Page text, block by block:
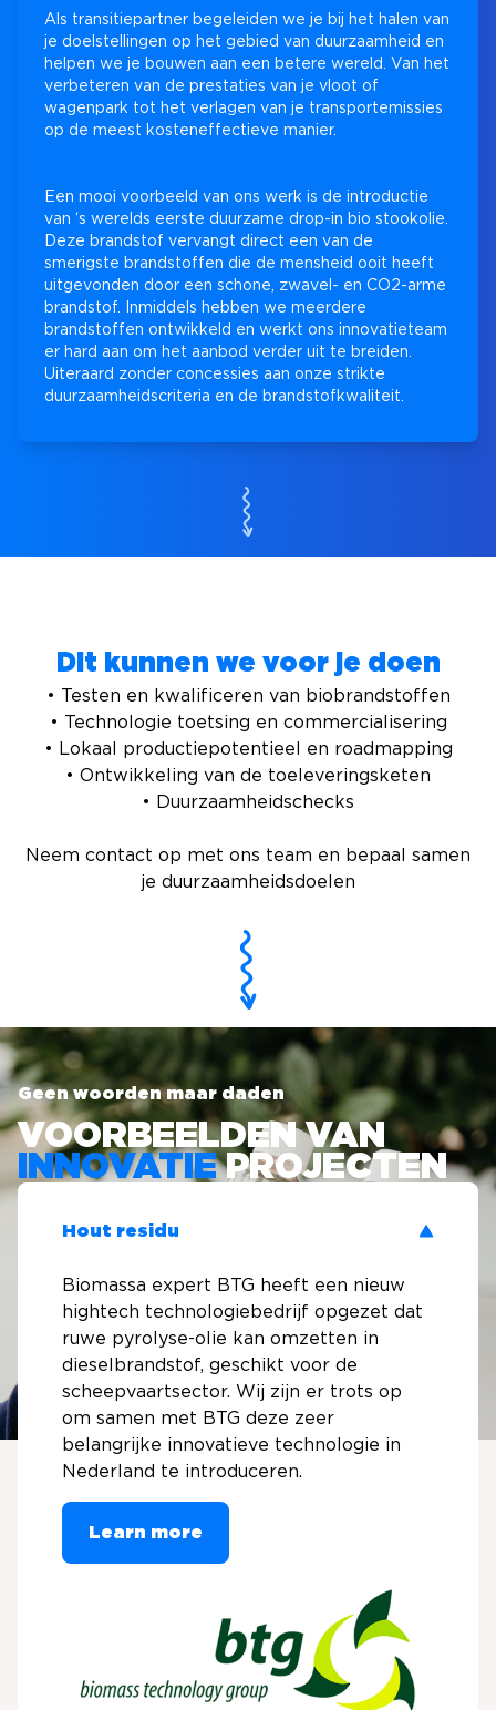
Als transitiepartner begeleiden we je bij het halen van
je doelstellingen op het gebied van duurzaamheid en
helpen we je bouwen aan een betere wereld. Van het
verbeteren van de prestaties van je vloot of
wagenpark tot het verlagen van je transportemissies
op de meest kosteneffectieve manier.
Een mooi voorbeeld van ons werk is de introductie
van ‘s werelds eerste duurzame drop-in bio stookolie.
Deze brandstof vervangt direct een van de
smerigste brandstoffen die de mensheid ooit heeft
uitgevonden door een schone, zwavel- en CO2-arme
brandstof. Inmiddels hebben we meerdere
brandstoffen ontwikkeld en werkt ons innovatieteam
er hard aan om het aanbod verder uit te breiden.
Uiteraard zonder concessies aan onze strikte
duurzaamheidscriteria en de brandstofkwaliteit.
Dit kunnen we voor je doen
• Testen en kwalificeren van biobrandstoffen
• Technologie toetsing en commercialisering
• Lokaal productiepotentieel en roadmapping
• Ontwikkeling van de toeleveringsketen
• Duurzaamheidschecks
Neem contact op met ons team en bepaal samen
je duurzaamheidsdoelen
Geen woorden maar daden
VOORBEELDEN VAN
INNOVATIEPROJECTEN
Hout residu
Biomassa expert BTG heeft een nieuw
hightech technologiebedrijf opgezet dat
ruwe pyrolyse-olie kan omzetten in
dieselbrandstof, geschikt voor de
scheepvaartsector. Wij zijn er trots op
om samen met BTG deze zeer
belangrijke innovatieve technologie in
Nederland te introduceren.
Learn more